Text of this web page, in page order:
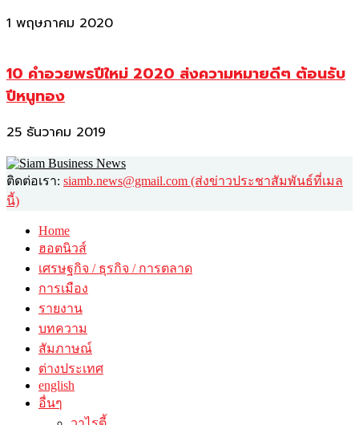
1 พฤษภาคม 2020
10 คำอวยพรปีใหม่ 2020 ส่งความหมายดีๆ ต้อนรับ
ปีหนูทอง
25 ธันวาคม 2019
ติดต่อเรา: siamb.news@gmail.com (ส่งข่าวประชาสัมพันธ์ที่เมล
นี้)
Home
ฮอตนิวส์
เศรษฐกิจ / ธุรกิจ / การตลาด
การเมือง
รายงาน
บทความ
สัมภาษณ์
ต่างประเทศ
english
อื่นๆ